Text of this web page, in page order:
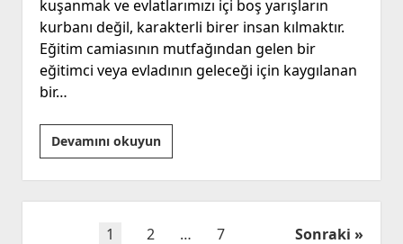
kuşanmak ve evlatlarımızı içi boş yarışların
kurbanı değil, karakterli birer insan kılmaktır.
Eğitim camiasının mutfağından gelen bir
eğitimci veya evladının geleceği için kaygılanan
bir…
Devamını okuyun“Her
Öğrenciye
Aynı
LGS
Gömleği!”
1 2 … 7 Sonraki